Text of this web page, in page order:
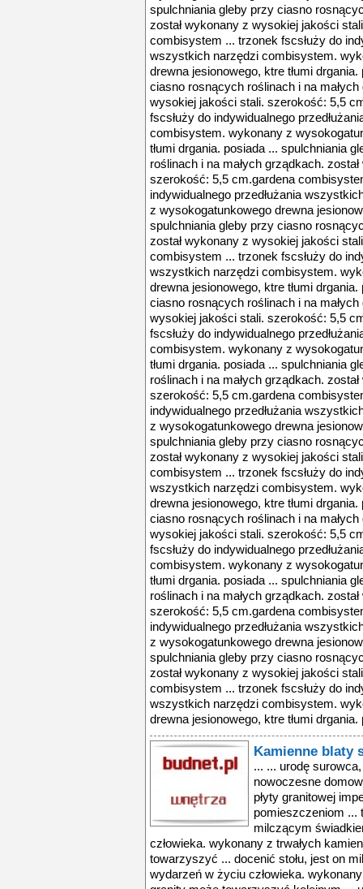
spulchniania gleby przy ciasno
został wykonany z wysokiej jakości
combisystem ... trzonek fscsłuży do
wszystkich narzędzi combisystem.
drewna jesionowego, ktre tłumi
ciasno rosnących roślinach i na
wysokiej jakości stali. szerokość: 5,5
fscsłuży do indywidualnego
combisystem. wykonany z
tłumi drgania. posiada ... spulchniania
roślinach i na małych grządkach.
szerokość: 5,5 cm.gardena
indywidualnego przedłużania
z wysokogatunkowego drewna
spulchniania gleby przy ciasno
został wykonany z wysokiej jakości
combisystem ... trzonek fscsłuży do
wszystkich narzędzi combisystem.
drewna jesionowego, ktre tłumi
ciasno rosnących roślinach i na
wysokiej jakości stali. szerokość: 5,5
fscsłuży do indywidualnego
combisystem. wykonany z
tłumi drgania. posiada ... spulchniania
roślinach i na małych grządkach.
szerokość: 5,5 cm.gardena
indywidualnego przedłużania
z wysokogatunkowego drewna
spulchniania gleby przy ciasno
został wykonany z wysokiej jakości
combisystem ... trzonek fscsłuży do
wszystkich narzędzi combisystem.
drewna jesionowego, ktre tłumi
ciasno rosnących roślinach i na
wysokiej jakości stali. szerokość: 5,5
fscsłuży do indywidualnego
combisystem. wykonany z
tłumi drgania. posiada ... spulchniania
roślinach i na małych grządkach.
szerokość: 5,5 cm.gardena
indywidualnego przedłużania
z wysokogatunkowego drewna
spulchniania gleby przy ciasno
został wykonany z wysokiej jakości
combisystem ... trzonek fscsłuży do
wszystkich narzędzi combisystem.
drewna jesionowego, ktre tłumi drgania.
Kamienne blaty
... ... urodę
nowoczesne
płyty granitowej
pomieszczeniom ...
milczącym
człowieka. wykonany z trwałych
towarzyszyć ... docenić stołu, jest on
wydarzeń w życiu człowieka.